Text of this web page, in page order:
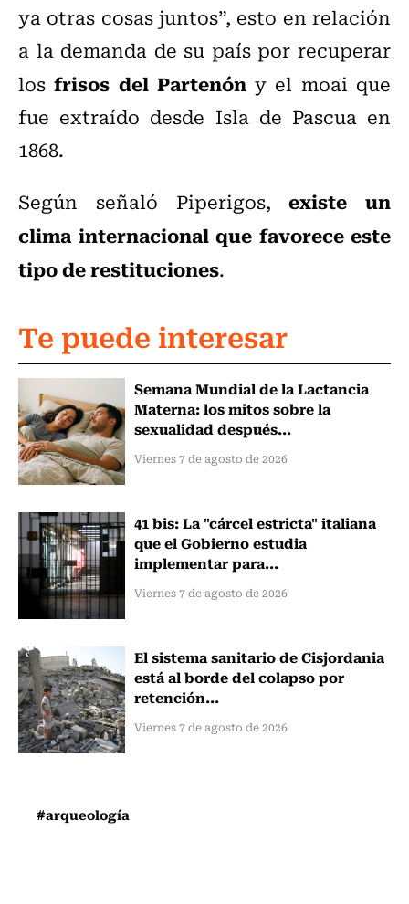
ya otras cosas juntos”, esto en relación
a la demanda de su país por recuperar
losfrisos del Partenóny el moai que
fue extraído desde Isla de Pascua en
1868.
Según señaló Piperigos,existe un
clima internacional que favorece este
tipo de restituciones.
Te puede interesar
Semana Mundial de la Lactancia
Materna: los mitos sobre la
sexualidad después...
Viernes 7 de agosto de 2026
41 bis: La "cárcel estricta" italiana
que el Gobierno estudia
implementar para...
Viernes 7 de agosto de 2026
El sistema sanitario de Cisjordania
está al borde del colapso por
retención...
Viernes 7 de agosto de 2026
#arqueología